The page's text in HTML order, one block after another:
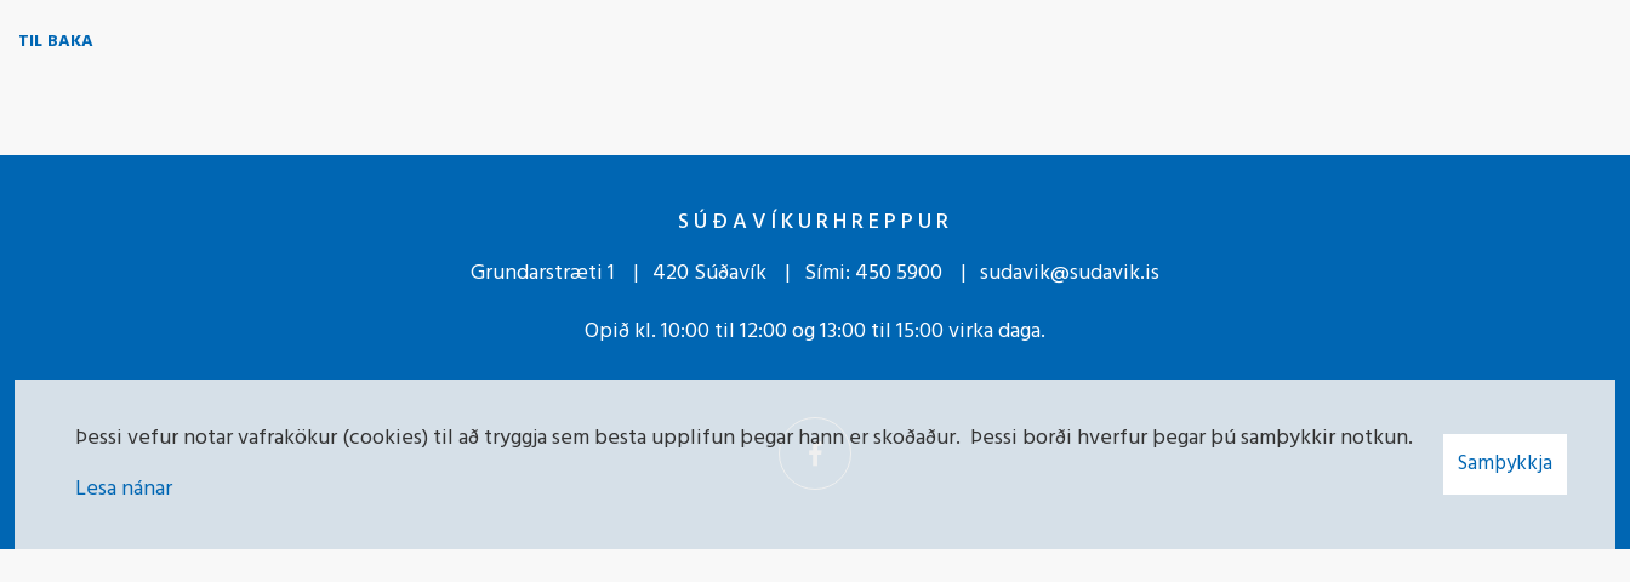
TIL BAKA
SÚÐAVÍKURHREPPUR
Grundarstræti 1
420 Súðavík Sími: 450 5900
sudavik@sudavik.is
Opið kl. 10:00 til 12:00 og 13:00 til 15:00 virka daga.
Þessi vefur notar vafrakökur (cookies) til að tryggja sem besta upplifun þegar hann er skoðaður. Þessi borði hverfur þegar þú samþykkir notkun.
Lesa nánar
Samþykkja